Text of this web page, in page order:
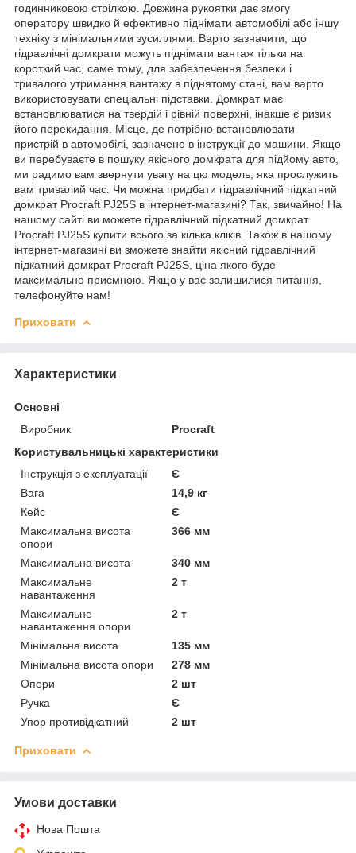
годинниковою стрілкою. Довжина рукоятки дає змогу
оператору швидко й ефективно піднімати автомобілі або іншу
техніку з мінімальними зусиллями. Варто зазначити, що
гідравлічні домкрати можуть піднімати вантаж тільки на
короткий час, саме тому, для забезпечення безпеки і
тривалого утримання вантажу в піднятому стані, вам варто
використовувати спеціальні підставки. Домкрат має
встановлюватися на твердій і рівній поверхні, інакше є ризик
його перекидання. Місце, де потрібно встановлювати
пристрій в автомобілі, зазначено в інструкції до машини. Якщо
ви перебуваєте в пошуку якісного домкрата для підйому авто,
ми радимо вам звернути увагу на цю модель, яка прослужить
вам тривалий час. Чи можна придбати гідравлічний підкатний
домкрат Procraft PJ25S в інтернет-магазині? Так, звичайно! На
нашому сайті ви можете гідравлічний підкатний домкрат
Procraft PJ25S купити всього за кілька кліків. Також в нашому
інтернет-магазині ви зможете знайти якісний гідравлічний
підкатний домкрат Procraft PJ25S, ціна якого буде
максимально приємною. Якщо у вас залишилися питання,
телефонуйте нам!
Приховати
Характеристики
Основні
Виробник
Procraft
Користувальницькі характеристики
Інструкція з експлуатації
Є
Вага
14,9 кг
Кейс
Є
Максимальна висота
опори
366 мм
Максимальна висота
340 мм
Максимальне
навантаження
2 т
Максимальне
навантаження опори
2 т
Мінімальна висота
135 мм
Мінімальна висота опори
278 мм
Опори
2 шт
Ручка
Є
Упор противідкатний
2 шт
Приховати
Умови доставки
Нова Пошта